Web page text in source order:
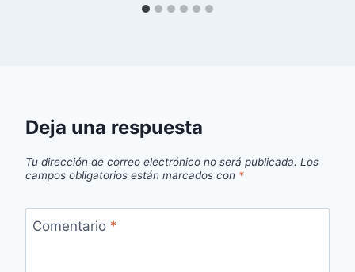
Deja una respuesta
Tu dirección de correo electrónico no será publicada. Los
campos obligatorios están marcados con *
Comentario *